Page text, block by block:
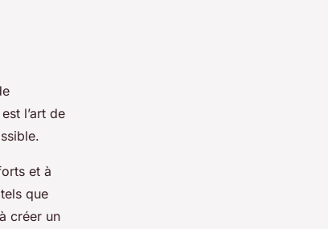
l’art de
et à
que
créer un